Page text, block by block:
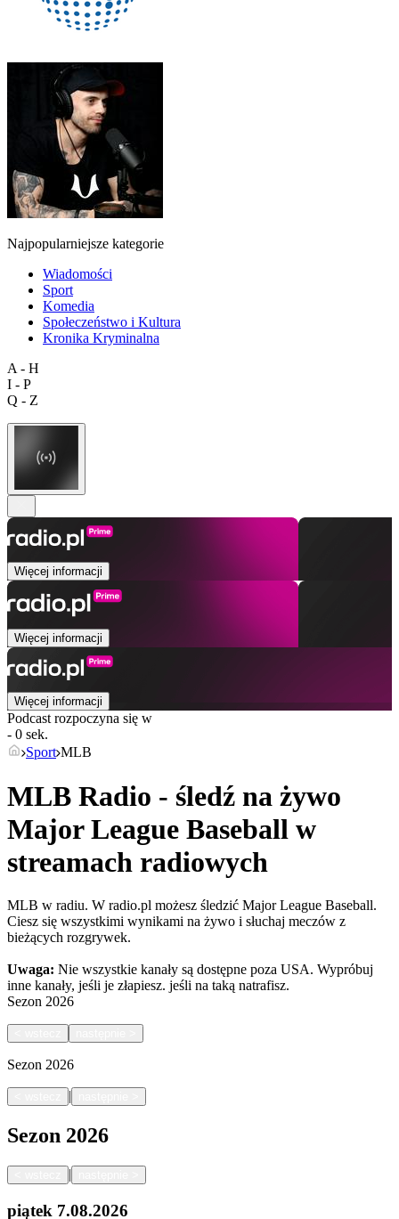
Najpopularniejsze kategorie
Wiadomości
Sport
Komedia
Społeczeństwo i Kultura
Kronika Kryminalna
A - H
I - P
Q - Z
Więcej informacji
Więcej informacji
Więcej informacji
Podcast rozpoczyna się w
- 0 sek.
Sport MLB
MLB Radio - śledź na żywo
Major League Baseball w
streamach radiowych
MLB w radiu. W radio.pl możesz śledzić Major League Baseball.
Ciesz się wszystkimi wynikami na żywo i słuchaj meczów z
bieżących rozgrywek.
Uwaga: Nie wszystkie kanały są dostępne poza USA. Wypróbuj
inne kanały, jeśli je złapiesz. jeśli na taką natrafisz.
Sezon 2026
Sezon 2026
|
Sezon 2026
|
piątek 7.08.2026